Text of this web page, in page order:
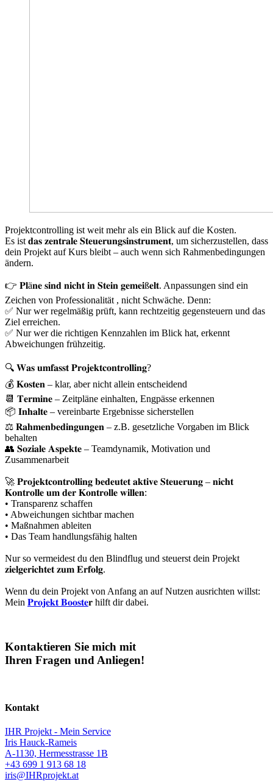
Projektcontrolling ist weit mehr als ein Blick auf die Kosten.
Es ist 𝐝𝐚𝐬 𝐳𝐞𝐧𝐭𝐫𝐚𝐥𝐞 𝐒𝐭𝐞𝐮𝐞𝐫𝐮𝐧𝐠𝐬𝐢𝐧𝐬𝐭𝐫𝐮𝐦𝐞𝐧𝐭, um sicherzustellen, dass
dein Projekt auf Kurs bleibt – auch wenn sich Rahmenbedingungen
ändern.
👉 𝐏𝐥ä𝐧𝐞 𝐬𝐢𝐧𝐝 𝐧𝐢𝐜𝐡𝐭 𝐢𝐧 𝐒𝐭𝐞𝐢𝐧 𝐠𝐞𝐦𝐞𝐢ß𝐞𝐥𝐭. Anpassungen sind ein
Zeichen von Professionalität , nicht Schwäche. Denn:
✅ Nur wer regelmäßig prüft, kann rechtzeitig gegensteuern und das
Ziel erreichen.
✅ Nur wer die richtigen Kennzahlen im Blick hat, erkennt
Abweichungen frühzeitig.
🔍 𝐖𝐚𝐬 𝐮𝐦𝐟𝐚𝐬𝐬𝐭 𝐏𝐫𝐨𝐣𝐞𝐤𝐭𝐜𝐨𝐧𝐭𝐫𝐨𝐥𝐥𝐢𝐧𝐠?
💰 𝐊𝐨𝐬𝐭𝐞𝐧 – klar, aber nicht allein entscheidend
📆 𝐓𝐞𝐫𝐦𝐢𝐧𝐞 – Zeitpläne einhalten, Engpässe erkennen
📦 𝐈𝐧𝐡𝐚𝐥𝐭𝐞 – vereinbarte Ergebnisse sicherstellen
⚖️ 𝐑𝐚𝐡𝐦𝐞𝐧𝐛𝐞𝐝𝐢𝐧𝐠𝐮𝐧𝐠𝐞𝐧 – z.B. gesetzliche Vorgaben im Blick
behalten
👥 𝐒𝐨𝐳𝐢𝐚𝐥𝐞 𝐀𝐬𝐩𝐞𝐤𝐭𝐞 – Teamdynamik, Motivation und
Zusammenarbeit
🚀 𝐏𝐫𝐨𝐣𝐞𝐤𝐭𝐜𝐨𝐧𝐭𝐫𝐨𝐥𝐥𝐢𝐧𝐠 𝐛𝐞𝐝𝐞𝐮𝐭𝐞𝐭 𝐚𝐤𝐭𝐢𝐯𝐞 𝐒𝐭𝐞𝐮𝐞𝐫𝐮𝐧𝐠 – 𝐧𝐢𝐜𝐡𝐭
𝐊𝐨𝐧𝐭𝐫𝐨𝐥𝐥𝐞 𝐮𝐦 𝐝𝐞𝐫 𝐊𝐨𝐧𝐭𝐫𝐨𝐥𝐥𝐞 𝐰𝐢𝐥𝐥𝐞𝐧:
• Transparenz schaffen
• Abweichungen sichtbar machen
• Maßnahmen ableiten
• Das Team handlungsfähig halten
Nur so vermeidest du den Blindflug und steuerst dein Projekt
𝐳𝐢𝐞𝐥𝐠𝐞𝐫𝐢𝐜𝐡𝐭𝐞𝐭 𝐳𝐮𝐦 𝐄𝐫𝐟𝐨𝐥𝐠.
Wenn du dein Projekt von Anfang an auf Nutzen ausrichten willst:
Mein 𝐏𝐫𝐨𝐣𝐞𝐤𝐭 𝐁𝐨𝐨𝐬𝐭𝐞𝐫 hilft dir dabei.
Kontaktieren Sie mich mit
Ihren Fragen und Anliegen!
Kontakt
IHR Projekt - Mein Service
Iris Hauck-Rameis
A-1130, Hermesstrasse 1B
+43 699 1 913 68 18
iris@IHRprojekt.at